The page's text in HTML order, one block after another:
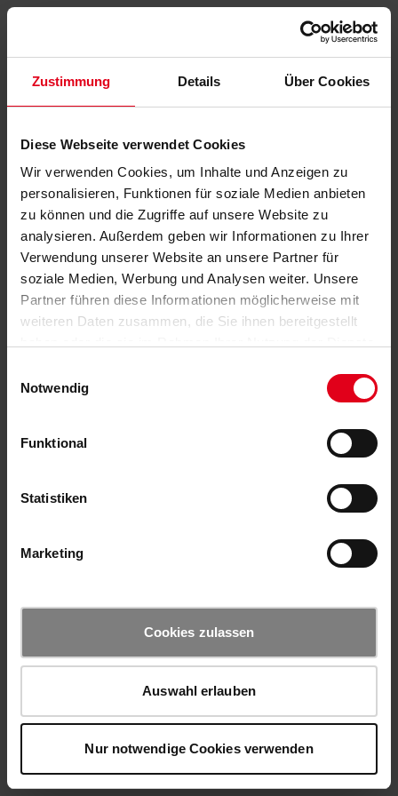
Zustimmung Details Über Cookies
Diese Webseite verwendet Cookies
Wir verwenden Cookies, um Inhalte und Anzeigen zu
personalisieren, Funktionen für soziale Medien anbieten
zu können und die Zugriffe auf unsere Website zu
analysieren. Außerdem geben wir Informationen zu Ihrer
Verwendung unserer Website an unsere Partner für
soziale Medien, Werbung und Analysen weiter. Unsere
Partner führen diese Informationen möglicherweise mit
weiteren Daten zusammen, die Sie ihnen bereitgestellt
Notwendig
Funktional
Statistiken
Marketing
Cookies zulassen
Auswahl erlauben
Nur notwendige Cookies verwenden